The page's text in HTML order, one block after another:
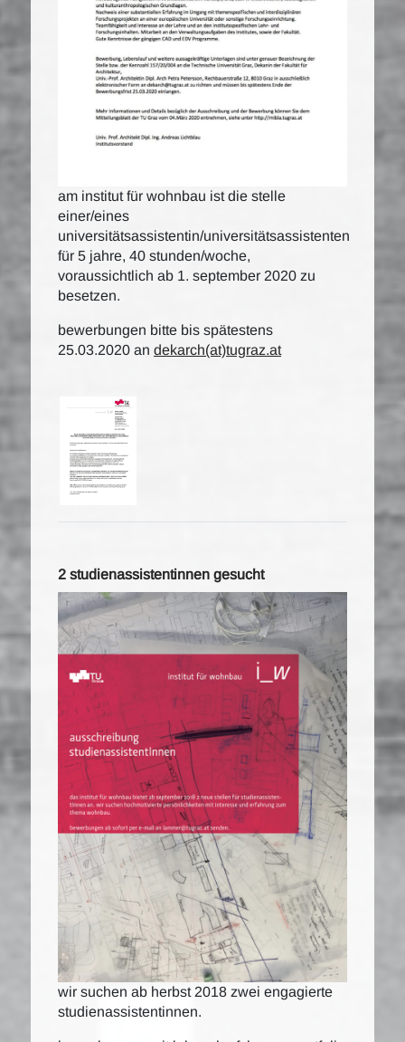
am institut für wohnbau ist die stelle
einer/eines
universitätsassistentin/universitätsassistenten
für 5 jahre, 40 stunden/woche,
voraussichtlich ab 1. september 2020 zu
besetzen.
bewerbungen bitte bis spätestens
25.03.2020 an dekarch(at)tugraz.at
2 studienassistentinnen gesucht
wir suchen ab herbst 2018 zwei engagierte
studienassistentinnen.